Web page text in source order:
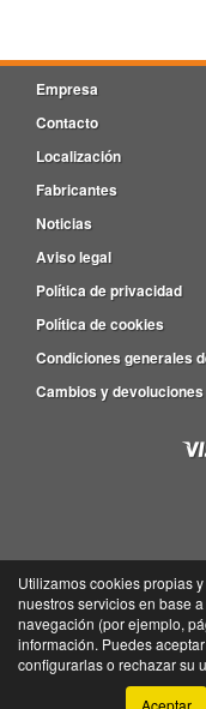
Empresa
Contacto
Localización
Fabricantes
Noticias
Aviso legal
Política de privacidad
Política de cookies
Condiciones generales
Cambios y devoluciones
Viveiro empresas
©Tayser-
Utilizamos cookies propias
nuestros servicios en base
navegación (por ejemplo,
información. Puedes
configurarlas o rechazar su
Aceptar